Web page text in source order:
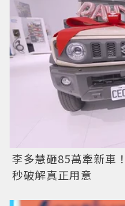
李多慧砸85萬牽新車
秒破解真正用意